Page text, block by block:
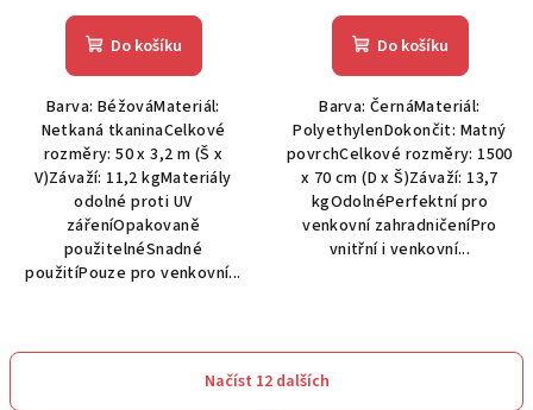
Do košíku
Barva: BéžováMateriál:
Netkaná tkaninaCelkové
rozměry: 50 x 3,2 m (Š x
V)Závaží: 11,2 kgMateriály
odolné proti UV
zářeníOpakovaně
použitelnéSnadné
použitíPouze pro venkovní...
Do košíku
Barva: ČernáMateriál:
PolyethylenDokončit: Matný
povrchCelkové rozměry: 1500
x 70 cm (D x Š)Závaží: 13,7
kgOdolnéPerfektní pro
venkovní zahradničeníPro
vnitřní i venkovní...
Načíst 12 dalších